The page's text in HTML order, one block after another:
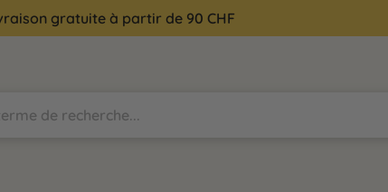
gratuite à partir de 90 CHF